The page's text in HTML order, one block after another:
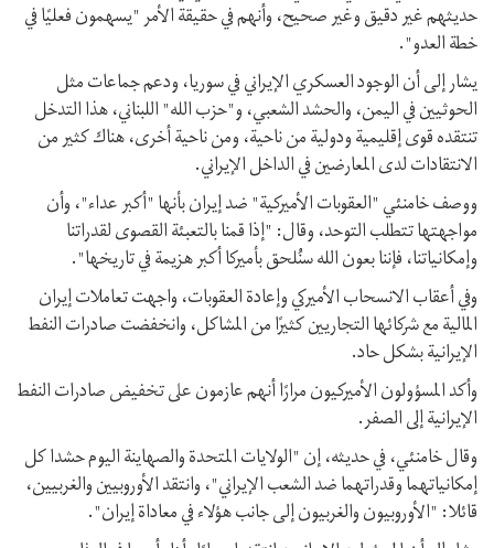
حديثهم غير دقيق وغير صحيح، وأنهم في حقيقة الأمر "يسهمون فعليًا في
خطة العدو".
یشار إلی أن الوجود العسكري الإیراني في سوريا، ودعم جماعات مثل
الحوثيين في اليمن، والحشد الشعبي، و"حزب الله" اللبناني، هذا التدخل
تنتقده قوى إقليمية ودولية من ناحیة، ومن ناحية أخرى، هناك كثير من
الانتقادات لدى المعارضين في الداخل الإيراني.
ووصف خامنئي "العقوبات الأميركية" ضد إيران بأنها "أكبر عداء"، وأن
مواجهتها تتطلب التوحد، وقال: "إذا قمنا بالتعبئة القصوى لقدراتنا
وإمكانياتنا، فإننا بعون الله سنُلحق بأميركا أكبر هزيمة في تاريخها".
وفي أعقاب الانسحاب الأميركي وإعادة العقوبات، واجهت تعاملات إيران
المالية مع شركائها التجاريين كثيرًا من المشاكل، وانخفضت صادرات النفط
الإيرانية بشكل حاد.
وأكد المسؤولون الأميركيون مرارًا أنهم عازمون على تخفیض صادرات النفط
الإيرانية إلى الصفر.
وقال خامنئي، في حديثه، إن "الولايات المتحدة والصهاينة اليوم حشدا كل
إمكانياتهما وقدراتهما ضد الشعب الإيراني"، وانتقد الأوروبيين والغربیین،
قائلا: "الأوروبيون والغربيون إلی جانب هؤلاء في معاداة إيران".